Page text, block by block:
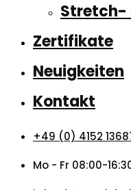
Stretch-
Zertifikate
Neuigkeiten
Kontakt
+49 (0) 4152
Mo - Fr 08:00-